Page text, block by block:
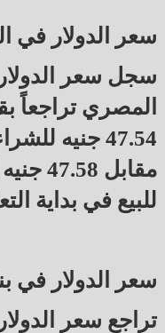
سعر الدولار في
سجل سعر
للبيع في بداية
سعر الدولار في
تراجع سعر